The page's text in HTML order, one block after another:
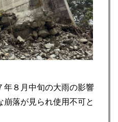
年８月中旬の大雨の影響
落が見られ使用不可と